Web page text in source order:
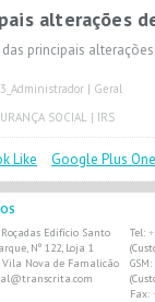
alterações
das principais
_Administrador | Geral
SOCIAL | IRS
Like Google Plus One
Edifício Santo
Nº 122, Loja 1
Vila Nova de Famalicão
Tel:
GSM:
Fax: